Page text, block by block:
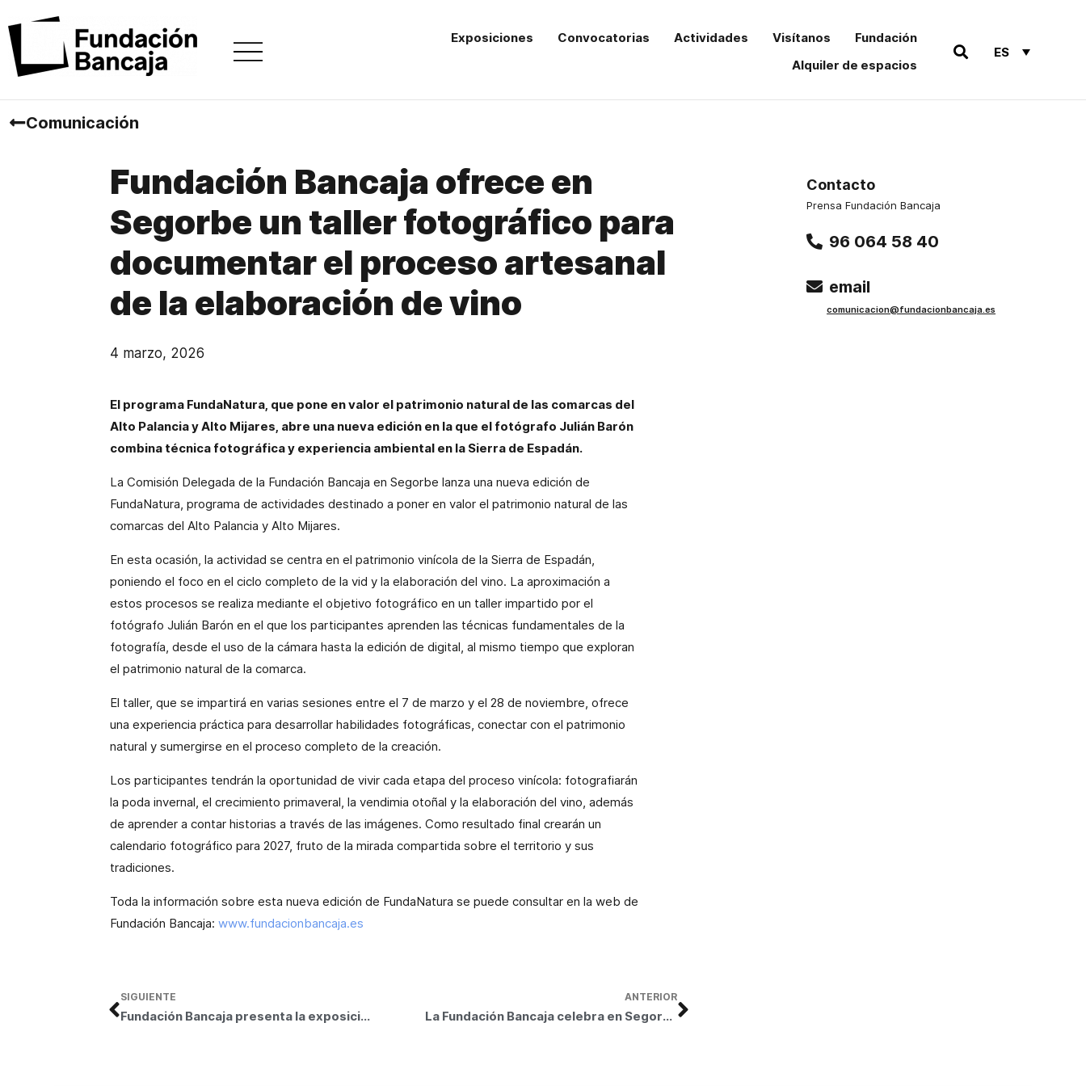
Exposiciones Convocatorias Actividades Visítanos
Fundación
Alquiler de espacios
ES
Comunicación
Fundación Bancaja ofrece en
Segorbe un taller fotográfico para
documentar el proceso artesanal
de la elaboración de vino
4 marzo, 2026
El programa FundaNatura, que pone en valor el patrimonio natural de las comarcas del
Alto Palancia y Alto Mijares, abre una nueva edición en la que el fotógrafo Julián Barón
combina técnica fotográfica y experiencia ambiental en la Sierra de Espadán.
La Comisión Delegada de la Fundación Bancaja en Segorbe lanza una nueva edición de
FundaNatura, programa de actividades destinado a poner en valor el patrimonio natural de las
comarcas del Alto Palancia y Alto Mijares.
En esta ocasión, la actividad se centra en el patrimonio vinícola de la Sierra de Espadán,
poniendo el foco en el ciclo completo de la vid y la elaboración del vino. La aproximación a
estos procesos se realiza mediante el objetivo fotográfico en un taller impartido por el
fotógrafo Julián Barón en el que los participantes aprenden las técnicas fundamentales de la
fotografía, desde el uso de la cámara hasta la edición de digital, al mismo tiempo que exploran
el patrimonio natural de la comarca.
El taller, que se impartirá en varias sesiones entre el 7 de marzo y el 28 de noviembre, ofrece
una experiencia práctica para desarrollar habilidades fotográficas, conectar con el patrimonio
natural y sumergirse en el proceso completo de la creación.
Los participantes tendrán la oportunidad de vivir cada etapa del proceso vinícola: fotografiarán
la poda invernal, el crecimiento primaveral, la vendimia otoñal y la elaboración del vino, además
de aprender a contar historias a través de las imágenes. Como resultado final crearán un
calendario fotográfico para 2027, fruto de la mirada compartida sobre el territorio y sus
tradiciones.
Toda la información sobre esta nueva edición de FundaNatura se puede consultar en la web de
Fundación Bancaja: www.fundacionbancaja.es
ANTERIOR
La Fundación Bancaja celebra en Segorbe el Día Internacional de la Mujer con teatro y poesía
SIGUIENTE
Fundación Bancaja presenta la exposición Tàpies. Última década (2002-2012)
Contacto
Prensa Fundación Bancaja
96 064 58 40
email
comunicacion@fundacionbancaja.es